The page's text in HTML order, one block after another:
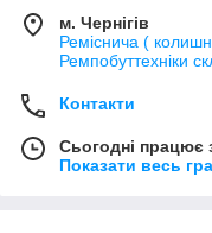
м. Чернігів
Реміснича (
Ремпобуттехніки
Контакти
Сьогодні працює
Показати весь